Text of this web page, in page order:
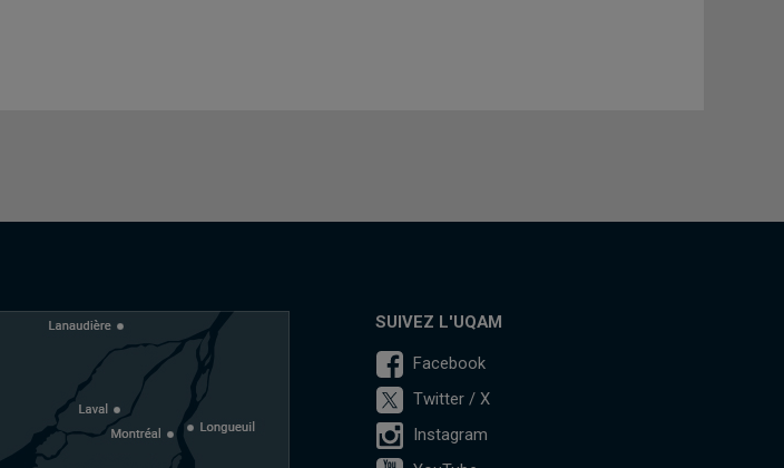
SUIVEZ L'UQAM
Facebook
Twitter / X
Instagram